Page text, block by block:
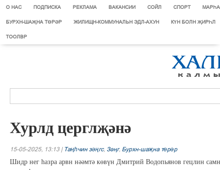
О НАС ПОДПИСКА РЕКЛАМА ВАКАНСИИ СОЙЛ СПОРТ
БУРХН-ШАҖНА ТӨРӘР ЖИЛИЩН-КОММУНАЛЬН ЭДЛ-АХУН КҮН БОЛН ҖИРҺЛ
ТООЛВР
Хурлд церглҗәнә
15-05-2025, 13:13 | Таңһчин зәңгс, Зіњг, Бурхн-шаҗна төрәр
Шидр нег һазра арвн нәәмтә көвүн Дмитрий Водопьянов гецлин